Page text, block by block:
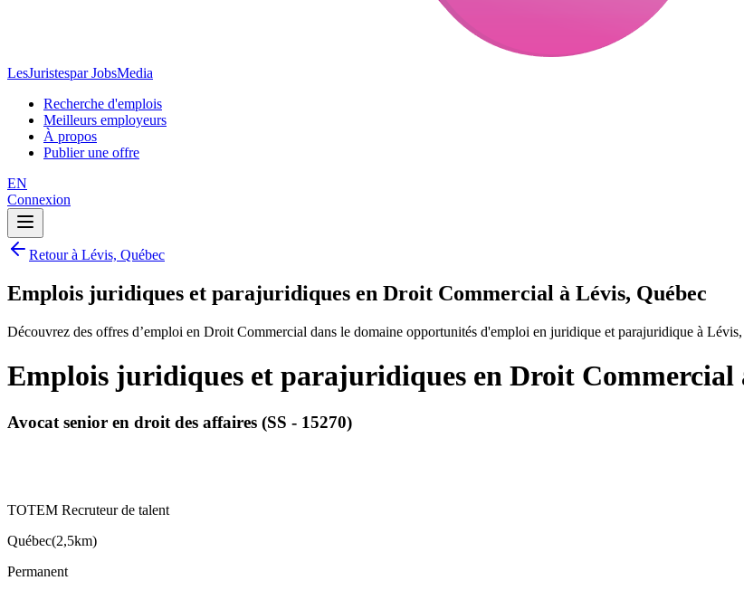
LesJuristespar JobsMedia
Recherche d'emplois
Meilleurs employeurs
À propos
Publier une offre
EN
Connexion
Retour à Lévis, Québec
Emplois juridiques et parajuridiques en Droit Commercial à Lévis, Québec
Découvrez des offres d’emploi en Droit Commercial dans le domaine opportunités d'emploi en juridique et parajuridique à Lévis,
Emplois juridiques et parajuridiques en Droit Commercial
Avocat senior en droit des affaires (SS - 15270)
TOTEM Recruteur de talent
Québec(2,5km)
Permanent